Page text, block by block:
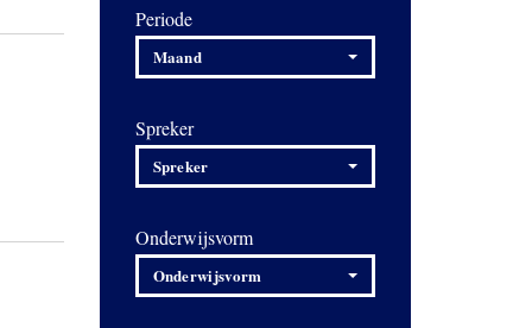
Periode
Maand
Spreker
Spreker
Onderwijsvorm
Onderwijsvorm